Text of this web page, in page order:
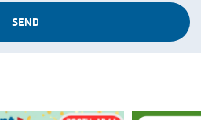
SEND